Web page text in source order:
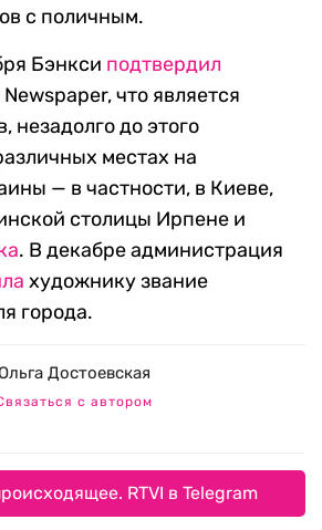
с поличным.
Бэнкси подтвердил
что является
незадолго до этого
местах на
— в частности, в Киеве,
столицы Ирпене и
. В декабре администрация
художнику звание
города.
Ольга Достоевская
с автором
RTVI в Telegram